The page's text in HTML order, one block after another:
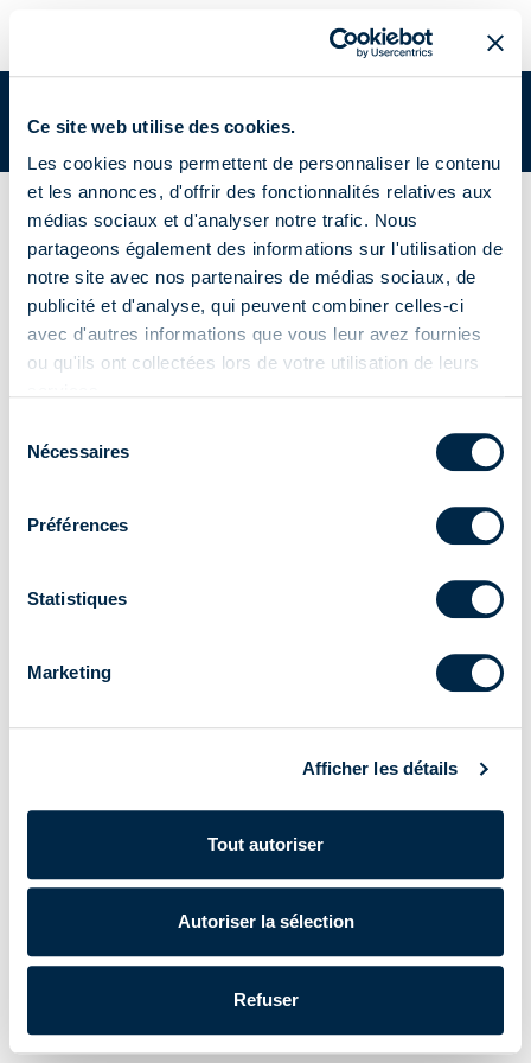
Ce site web utilise des cookies.
Les cookies nous permettent de personnaliser le contenu
et les annonces, d'offrir des fonctionnalités relatives aux
médias sociaux et d'analyser notre trafic. Nous
partageons également des informations sur l'utilisation de
notre site avec nos partenaires de médias sociaux, de
publicité et d'analyse, qui peuvent combiner celles-ci
avec d'autres informations que vous leur avez fournies
ou qu'ils ont collectées lors de votre utilisation de leurs
Nécessaires
Préférences
Statistiques
Marketing
Afficher les détails
Tout autoriser
Autoriser la sélection
Refuser
Vous êtes dans:Academy/Documents Academy
Accessoires domotiques
INTERFACE
DOMOTIQUE |
A510052
Cherubini S.p.A. | N° de TVA IT 00622080984 |
Données d'entreprise | Politique de confidentialité | Cookie